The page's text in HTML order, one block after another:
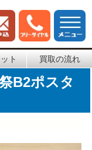
ト 買取の流れ
B2ポスタ